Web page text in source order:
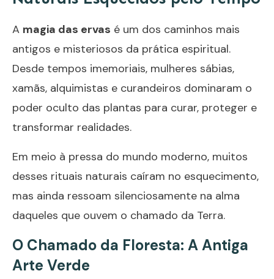
A magia das ervas é um dos caminhos mais
antigos e misteriosos da prática espiritual.
Desde tempos imemoriais, mulheres sábias,
xamãs, alquimistas e curandeiros dominaram o
poder oculto das plantas para curar, proteger e
transformar realidades.
Em meio à pressa do mundo moderno, muitos
desses rituais naturais caíram no esquecimento,
mas ainda ressoam silenciosamente na alma
daqueles que ouvem o chamado da Terra.
O Chamado da Floresta: A Antiga
Arte Verde